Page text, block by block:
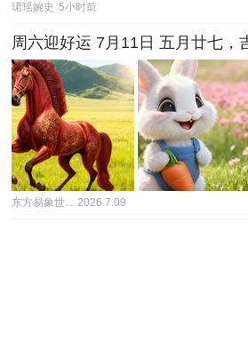
珺瑶婉史 5小时前
周六迎好运 7月11日 五月廿七，
东方易象世... 2026.7.09